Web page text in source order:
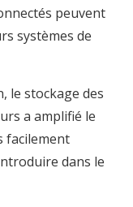
peuvent
systèmes de
le stockage des
a amplifié le
facilement
dans le